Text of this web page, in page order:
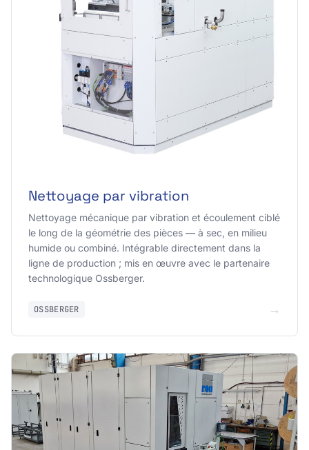
Nettoyage par vibration
Nettoyage mécanique par vibration et écoulement ciblé
le long de la géométrie des pièces — à sec, en milieu
humide ou combiné. Intégrable directement dans la
ligne de production ; mis en œuvre avec le partenaire
technologique Ossberger.
OSSBERGER →